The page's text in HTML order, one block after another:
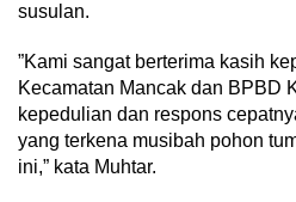
susulan.
​”Kami sangat berterima kasih
Kecamatan Mancak dan BPBD
kepedulian dan respons
yang terkena musibah pohon
ini,” kata Muhtar.